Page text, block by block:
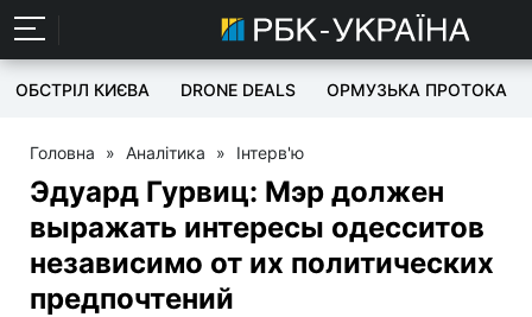
ОБСТРІЛ КИЄВА DRONE DEALS ОРМУЗЬКА ПРОТОКА
Головна » Аналітика » Інтерв'ю
Эдуард Гурвиц: Мэр должен
выражать интересы одесситов
независимо от их политических
предпочтений